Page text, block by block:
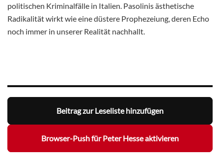
politischen Kriminalfälle in Italien. Pasolinis ästhetische
Radikalität wirkt wie eine düstere Prophezeiung, deren Echo
noch immer in unserer Realität nachhallt.
Beitrag zur Leseliste hinzufügen
Browser-Push für Peter Hesse aktivieren